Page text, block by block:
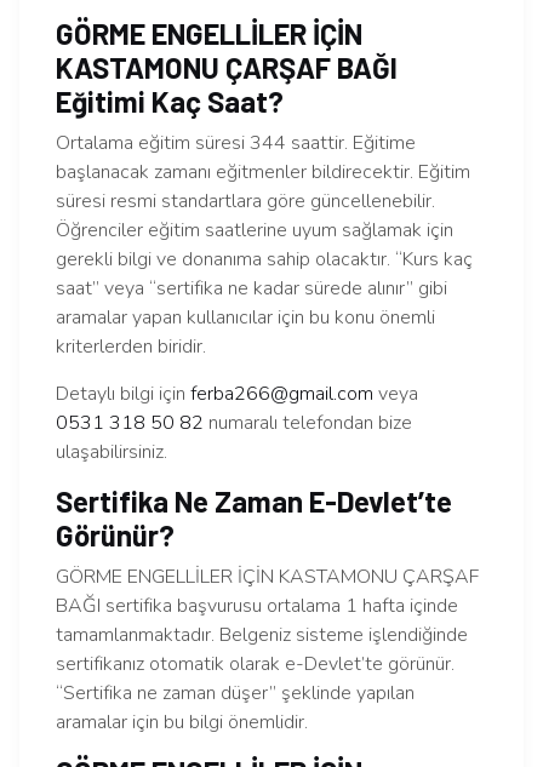
GÖRME ENGELLİLER İÇİN
KASTAMONU ÇARŞAF BAĞI
Eğitimi Kaç Saat?
Ortalama eğitim süresi 344 saattir. Eğitime
başlanacak zamanı eğitmenler bildirecektir. Eğitim
süresi resmi standartlara göre güncellenebilir.
Öğrenciler eğitim saatlerine uyum sağlamak için
gerekli bilgi ve donanıma sahip olacaktır. “Kurs kaç
saat” veya “sertifika ne kadar sürede alınır” gibi
aramalar yapan kullanıcılar için bu konu önemli
kriterlerden biridir.
Detaylı bilgi için ferba266@gmail.com veya
0531 318 50 82 numaralı telefondan bize
ulaşabilirsiniz.
Sertifika Ne Zaman E-Devlet’te
Görünür?
GÖRME ENGELLİLER İÇİN KASTAMONU ÇARŞAF
BAĞI sertifika başvurusu ortalama 1 hafta içinde
tamamlanmaktadır. Belgeniz sisteme işlendiğinde
sertifikanız otomatik olarak e-Devlet’te görünür.
“Sertifika ne zaman düşer” şeklinde yapılan
aramalar için bu bilgi önemlidir.